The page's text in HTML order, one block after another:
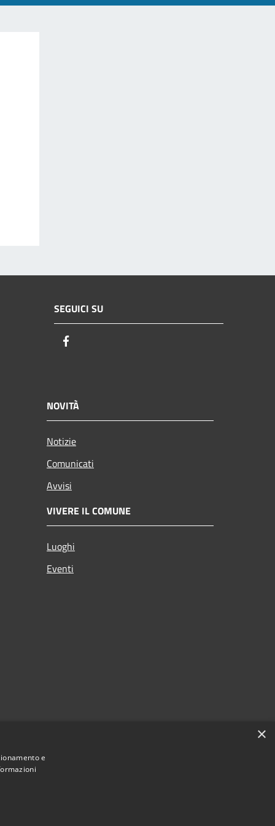
SEGUICI SU
NOVITÀ
Notizie
Comunicati
Avvisi
VIVERE IL COMUNE
Luoghi
Eventi
×
e